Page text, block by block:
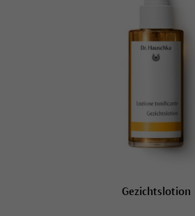
Gezichtslotion